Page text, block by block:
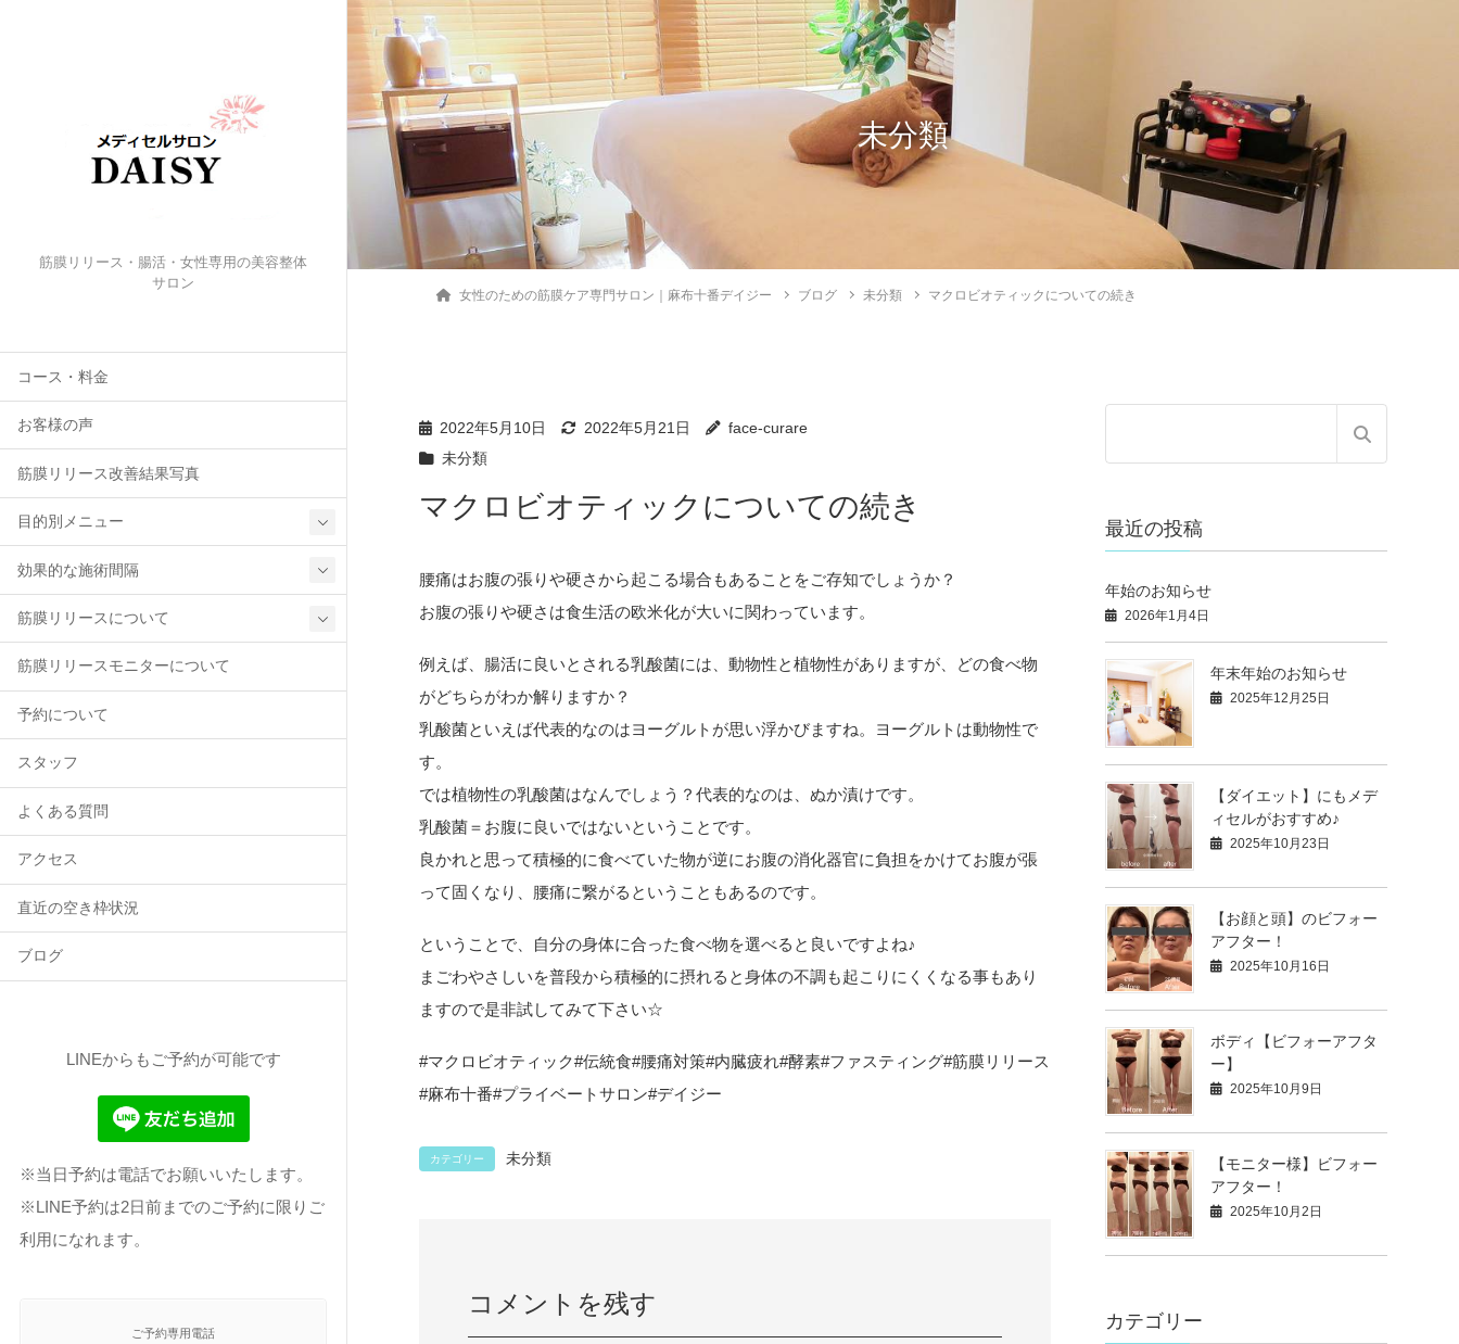
筋膜リリース・腸活・女性専用の美容整体
サロン
コース・料金
お客様の声
筋膜リリース改善結果写真
目的別メニュー
効果的な施術間隔
筋膜リリースについて
筋膜リリースモニターについて
予約について
スタッフ
よくある質問
アクセス
直近の空き枠状況
ブログ
LINEからもご予約が可能です
※当日予約は電話でお願いいたします。
※LINE予約は2日前までのご予約に限りご
利用になれます。
ご予約専用電話
未分類
女性のための筋膜ケア専門サロン｜麻布十番デイジー ブログ 未分類 マクロビオティックについての続き
2022年5月10日 2022年5月21日
face-curare
未分類
マクロビオティックについての続き
腰痛はお腹の張りや硬さから起こる場合もあることをご存知でしょうか？
お腹の張りや硬さは食生活の欧米化が大いに関わっています。
例えば、腸活に良いとされる乳酸菌には、動物性と植物性がありますが、どの食べ物
がどちらがわか解りますか？
乳酸菌といえば代表的なのはヨーグルトが思い浮かびますね。ヨーグルトは動物性で
す。
では植物性の乳酸菌はなんでしょう？代表的なのは、ぬか漬けです。
乳酸菌＝お腹に良いではないということです。
良かれと思って積極的に食べていた物が逆にお腹の消化器官に負担をかけてお腹が張
って固くなり、腰痛に繋がるということもあるのです。
ということで、自分の身体に合った食べ物を選べると良いですよね♪
まごわやさしいを普段から積極的に摂れると身体の不調も起こりにくくなる事もあり
ますので是非試してみて下さい☆
#マクロビオティック#伝統食#腰痛対策#内臓疲れ#酵素#ファスティング#筋膜リリース
#麻布十番#プライベートサロン#デイジー
カテゴリー 未分類
コメントを残す
最近の投稿
年始のお知らせ
2026年1月4日
年末年始のお知らせ
2025年12月25日
【ダイエット】にもメデ
ィセルがおすすめ♪
2025年10月23日
【お顔と頭】のビフォー
アフター！
2025年10月16日
ボディ【ビフォーアフタ
ー】
2025年10月9日
【モニター様】ビフォー
アフター！
2025年10月2日
カテゴリー